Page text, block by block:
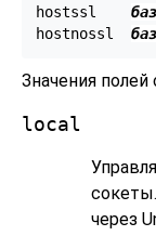
hostssl
hostnossl
Значения
local
через